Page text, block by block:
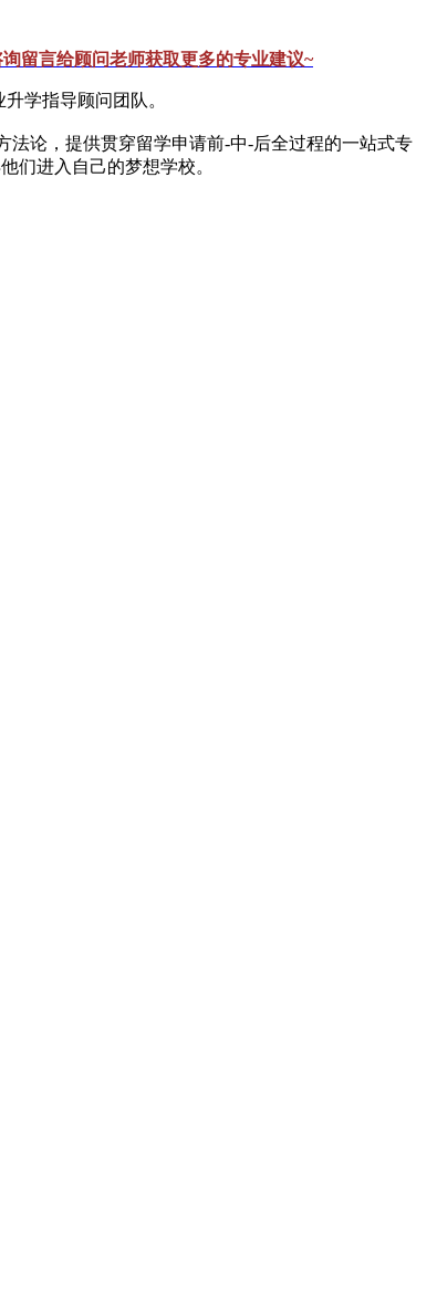
留言给顾问老师获取更多的专业建议~
学指导顾问团队。
法论，提供贯穿留学申请前-中-后全过程的一站式专
们进入自己的梦想学校。